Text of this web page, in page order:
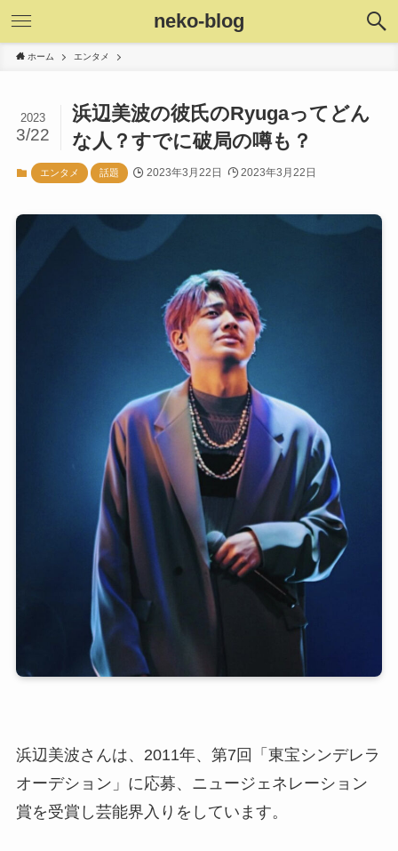
neko-blog
ホーム エンタメ
浜辺美波の彼氏のRyugaってどん
な人？すでに破局の噂も？
2023
3/22
エンタメ 話題 2023年3月22日 2023年3月22日
浜辺美波さんは、2011年、第7回「東宝シンデレラ
オーデション」に応募、ニュージェネレーション
賞を受賞し芸能界入りをしています。